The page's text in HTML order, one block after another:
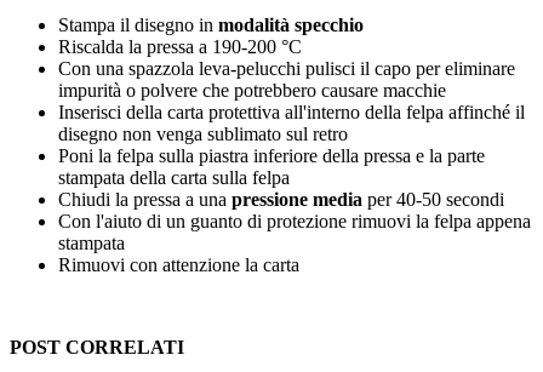
Stampa il disegno in modalità specchio
Riscalda la pressa a 190-200 °C
Con una spazzola leva-pelucchi pulisci il capo per eliminare
impurità o polvere che potrebbero causare macchie
Inserisci della carta protettiva all'interno della felpa affinché il
disegno non venga sublimato sul retro
Poni la felpa sulla piastra inferiore della pressa e la parte
stampata della carta sulla felpa
Chiudi la pressa a una pressione media per40-50 secondi
Con l'aiuto di un guanto di protezione rimuovi la felpa appena
stampata
Rimuovi con attenzione la carta
POST CORRELATI